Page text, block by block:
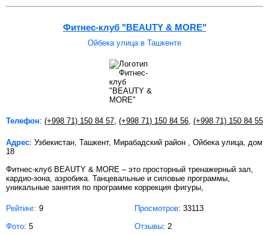
Фитнес-клуб "BEAUTY & MORE"
Ойбека улица в Ташкенте
Телефон: (+998 71) 150 84 57 (+998 71) 150 84 56 (+998 71) 150 84 55
Адрес: Узбекистан, Ташкент, Мирабадский район , Ойбека улица, дом
18
Фитнес-клуб BEAUTY & MORE – это просторный тренажерный зал,
кардио-зона, аэробика. Танцевальные и силовые программы,
уникальные занятия по программе коррекция фигуры,
Рейтинг: 9 Просмотров: 33113
Фото: 5 Отзывы: 2